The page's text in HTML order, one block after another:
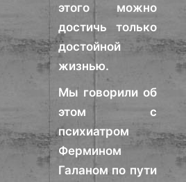
этого можно
достичь только
достойной
жизнью.
Мы говорили об
этом с
психиатром
Фермином
Галаном по пути